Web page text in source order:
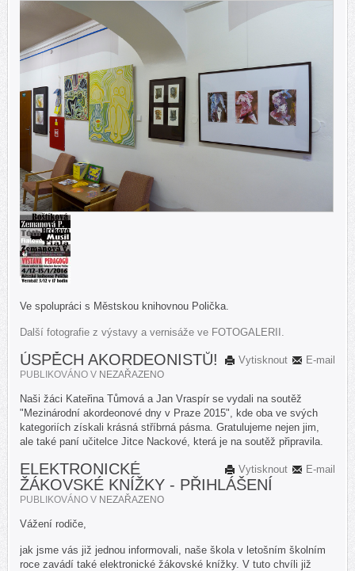
Ve spolupráci s Městskou knihovnou Polička.
Další fotografie z výstavy a vernisáže ve FOTOGALERII.
E-mail
Vytisknout
ÚSPĚCH AKORDEONISTŮ!
PUBLIKOVÁNO V NEZAŘAZENO
Naši žáci Kateřina Tůmová a Jan Vraspír se vydali na soutěž
"Mezinárodní akordeonové dny v Praze 2015", kde oba ve svých
kategoriích získali krásná stříbrná pásma. Gratulujeme nejen jim,
ale také paní učitelce Jitce Nackové, která je na soutěž připravila.
E-mail
Vytisknout
ELEKTRONICKÉ
ŽÁKOVSKÉ KNÍŽKY - PŘIHLÁŠENÍ
PUBLIKOVÁNO V NEZAŘAZENO
Vážení rodiče,
jak jsme vás již jednou informovali, naše škola v letošním školním
roce zavádí také elektronické žákovské knížky. V tuto chvíli již